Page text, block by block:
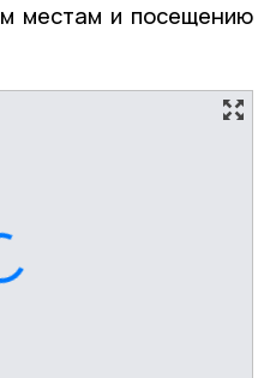
местам и посещению